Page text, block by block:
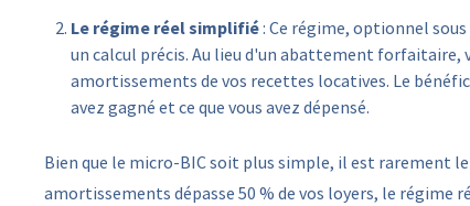
Le régime réel simplifié: Ce régime, optionnel
un calcul précis. Au lieu d'un abattement forfaitaire,
amortissements de vos recettes locatives. Le
avez gagné et ce que vous avez dépensé.
Bien que le micro-BIC soit plus simple, il est rarement
amortissements dépasse 50 % de vos loyers, le